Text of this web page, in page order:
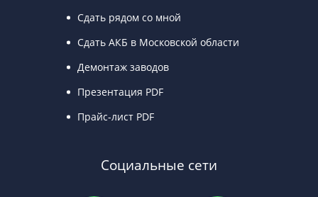
Сдать рядом со мной
Сдать АКБ в Московской области
Демонтаж заводов
Презентация PDF
Прайс-лист PDF
Социальные сети